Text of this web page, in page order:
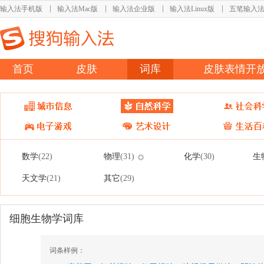
输入法手机版 输入法Mac版 输入法企业版 输入法Linux版 五笔输入法
首页 皮肤 词库 皮肤表情开
数学(22) 物理(31) 化学(30) 生
天文学(21) 其它(29)
细胞生物学词库
词条样例：